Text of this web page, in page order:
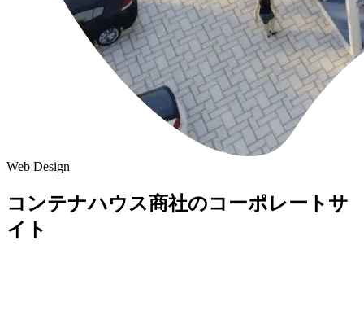
Web Design
コンテナハウス商社のコーポレートサ
イト